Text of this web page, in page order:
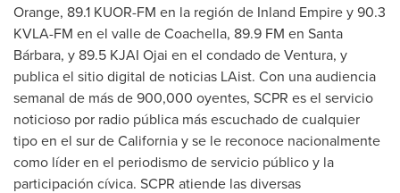
Orange, 89.1 KUOR-FM en la región de Inland Empire y 90.3
KVLA-FM en el valle deCoachella, 89.9 FM en Santa
Bárbara, y 89.5 KJAI Ojai en el condado deVentura, y
publica el sitio digital de noticias LAist. Con una audiencia
semanal de más de 900,000 oyentes, SCPR es el servicio
noticioso por radio pública más escuchado de cualquier
tipo en el sur deCaliforniay se le reconoce nacionalmente
como líder en el periodismo de servicio público y la
participación cívica. SCPR atiende las diversas